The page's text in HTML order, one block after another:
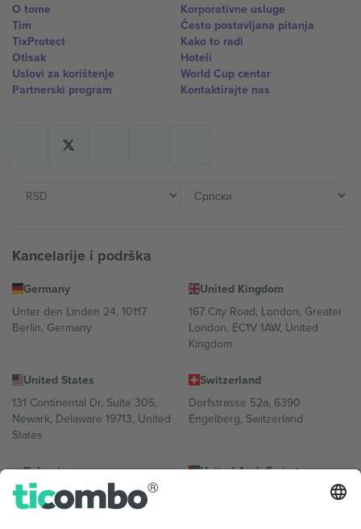
O tome
Tim
TixProtect
Otisak
Uslovi za korištenje
Partnerski program
Korporativne usluge
Često postavljana pitanja
Kako to radi
Hoteli
World Cup centar
Kontaktirajte nas
Kancelarije i podrška
Germany
Unter den Linden 24, 10117
Berlin, Germany
United Kingdom
167 City Road, London, Greater
London, EC1V 1AW, United
Kingdom
United States
131 Continental Dr, Suite 305,
Newark, Delaware 19713, United
States
Switzerland
Dorfstrasse 52a, 6390
Engelberg, Switzerland
Bulgaria
Regus Sofia City West, bul
Totleben 53-55, 1606 Sofia,
United Arab Emirates
UAE Dubai Silicon Oasis, DDP